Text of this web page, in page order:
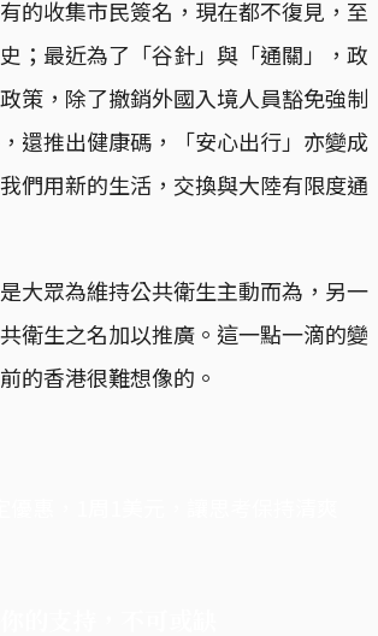
的收集市民簽名，現在都不復見，至
；最近為了「谷針」與「通關」，政
策，除了撤銷外國入境人員豁免強制
還推出健康碼，「安心出行」亦變成
用新的生活，交換與大陸有限度通
大眾為維持公共衛生主動而為，另一
衛生之名加以推廣。這一點一滴的變
的香港很難想像的。